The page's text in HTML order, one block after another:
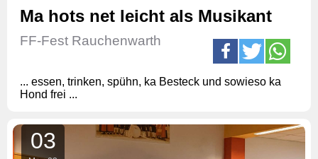
Ma hots net leicht als Musikant
FF-Fest Rauchenwarth
... essen, trinken, spühn, ka Besteck und sowieso ka
Hond frei ...
03